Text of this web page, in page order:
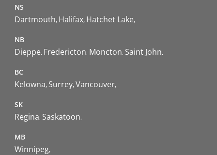
NS
Dartmouth Halifax Hatchet Lake
NB
Dieppe Fredericton Moncton Saint John
BC
Kelowna Surrey Vancouver
SK
Regina Saskatoon
MB
Winnipeg